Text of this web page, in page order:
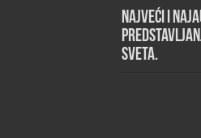
Najveći i
sveta.